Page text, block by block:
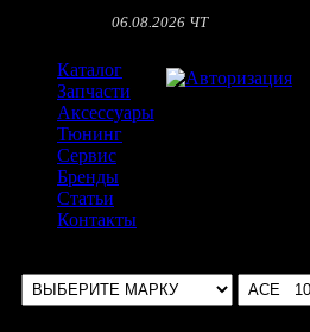
06.08.2026 ЧТ
Каталог
Запчасти
Аксессуары
Тюнинг
Сервис
Бренды
Статьи
Контакты
Авторизация